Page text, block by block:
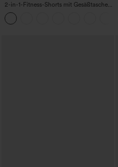
2-in-1-Fitness-Shorts mit Gesäßtasche
und seitlicher versteckter Tasche 6,3 cm